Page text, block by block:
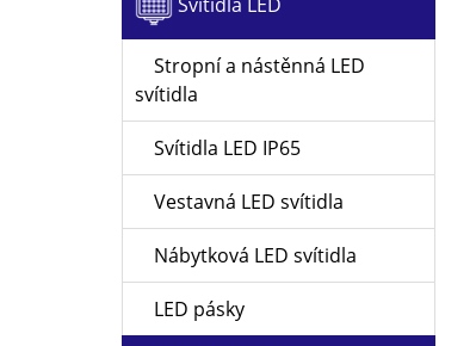
Stropní a nástěnná LED
svítidla
Svítidla LED IP65
Vestavná LED svítidla
Nábytková LED svítidla
LED pásky